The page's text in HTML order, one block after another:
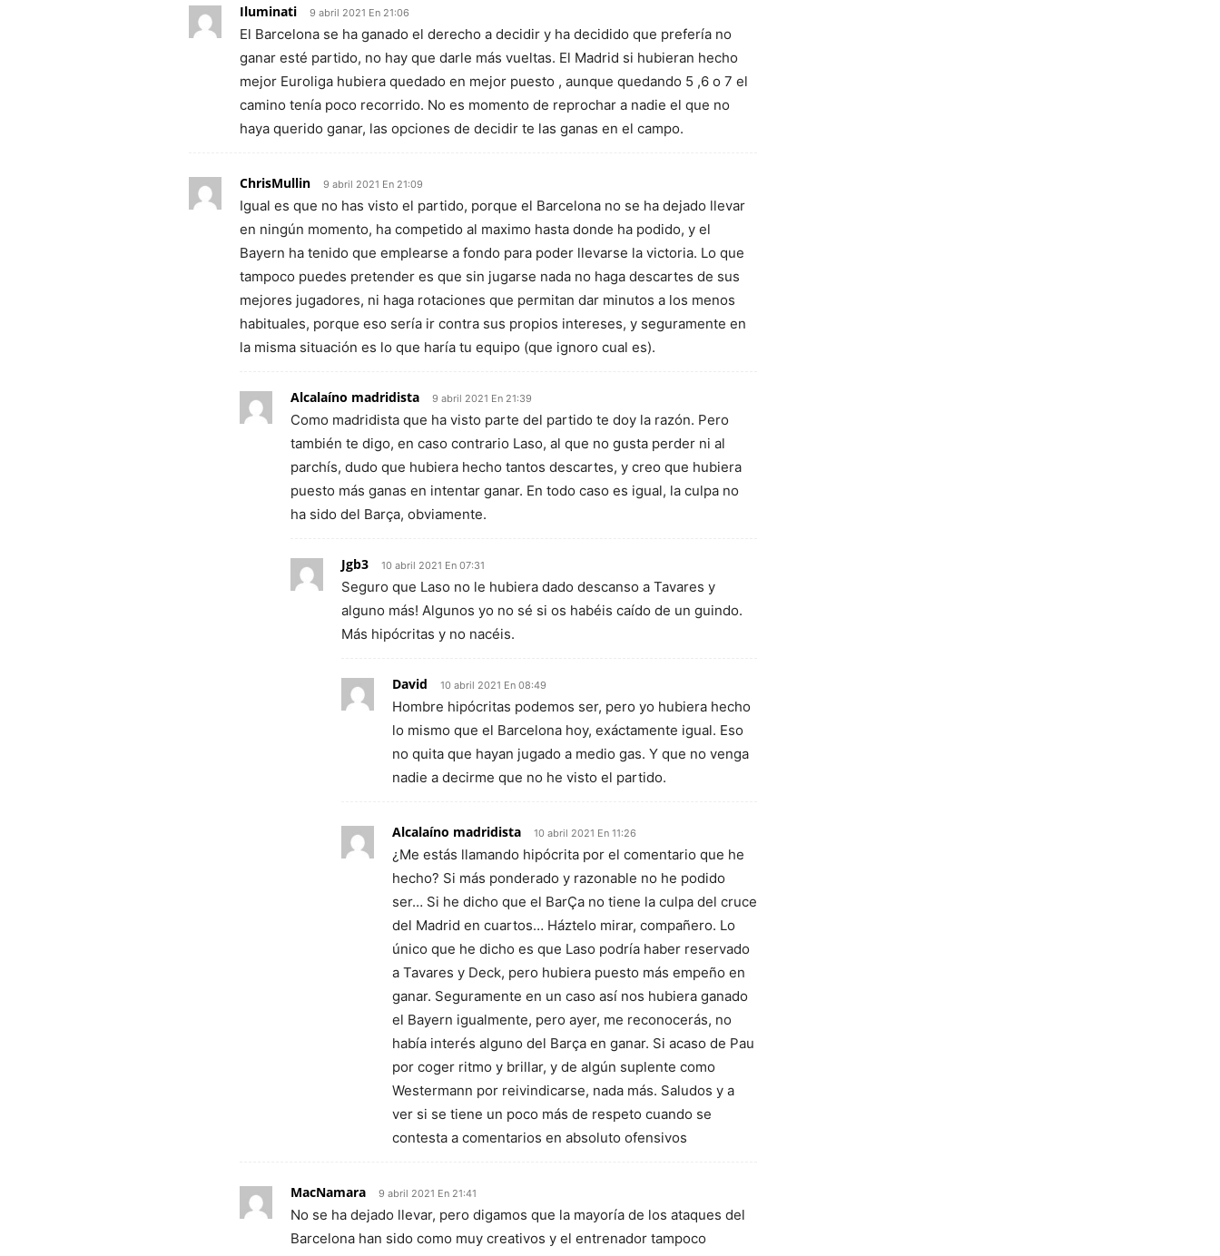
Iluminati 9 abril 2021 En 21:06
El Barcelona se ha ganado el derecho a decidir y ha decidido que prefería no
ganar esté partido, no hay que darle más vueltas. El Madrid si hubieran hecho
mejor Euroliga hubiera quedado en mejor puesto , aunque quedando 5 ,6 o 7 el
camino tenía poco recorrido. No es momento de reprochar a nadie el que no
haya querido ganar, las opciones de decidir te las ganas en el campo.
ChrisMullin 9 abril 2021 En 21:09
Igual es que no has visto el partido, porque el Barcelona no se ha dejado llevar
en ningún momento, ha competido al maximo hasta donde ha podido, y el
Bayern ha tenido que emplearse a fondo para poder llevarse la victoria. Lo que
tampoco puedes pretender es que sin jugarse nada no haga descartes de sus
mejores jugadores, ni haga rotaciones que permitan dar minutos a los menos
habituales, porque eso sería ir contra sus propios intereses, y seguramente en
la misma situación es lo que haría tu equipo (que ignoro cual es).
Alcalaíno madridista 9 abril 2021 En 21:39
Como madridista que ha visto parte del partido te doy la razón. Pero
también te digo, en caso contrario Laso, al que no gusta perder ni al
parchís, dudo que hubiera hecho tantos descartes, y creo que hubiera
puesto más ganas en intentar ganar. En todo caso es igual, la culpa no
ha sido del Barça, obviamente.
Jgb3 10 abril 2021 En 07:31
Seguro que Laso no le hubiera dado descanso a Tavares y
alguno más! Algunos yo no sé si os habéis caído de un guindo.
Más hipócritas y no nacéis.
David 10 abril 2021 En 08:49
Hombre hipócritas podemos ser, pero yo hubiera hecho
lo mismo que el Barcelona hoy, exáctamente igual. Eso
no quita que hayan jugado a medio gas. Y que no venga
nadie a decirme que no he visto el partido.
Alcalaíno madridista 10 abril 2021 En 11:26
¿Me estás llamando hipócrita por el comentario que he
hecho? Si más ponderado y razonable no he podido
ser… Si he dicho que el BarÇa no tiene la culpa del cruce
del Madrid en cuartos… Háztelo mirar, compañero. Lo
único que he dicho es que Laso podría haber reservado
a Tavares y Deck, pero hubiera puesto más empeño en
ganar. Seguramente en un caso así nos hubiera ganado
el Bayern igualmente, pero ayer, me reconocerás, no
había interés alguno del Barça en ganar. Si acaso de Pau
por coger ritmo y brillar, y de algún suplente como
Westermann por reivindicarse, nada más. Saludos y a
ver si se tiene un poco más de respeto cuando se
contesta a comentarios en absoluto ofensivos
MacNamara 9 abril 2021 En 21:41
No se ha dejado llevar, pero digamos que la mayoría de los ataques del
Barcelona han sido como muy creativos y el entrenador tampoco